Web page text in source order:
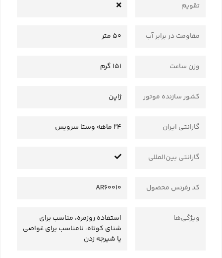
تقویم
مقاومت در برابر آب 50 متر
وزن ساعت 151 گرم
کشور سازنده موتور ژاپن
گارانتی ایران 24 ماهه وستا سرویس
گارانتی بین‌المللی
کد رفرنس محصول AR60010
ویژگی‌ها
استفاده روزمره، مناسب برای
شنای کوتاه، نامناسب برای غواصی
یا شیرجه زدن